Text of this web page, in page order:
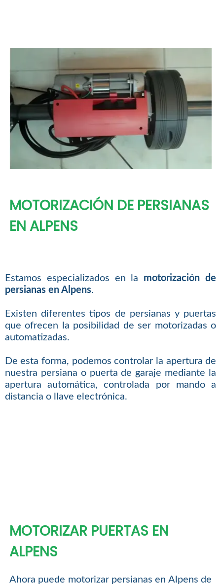
MOTORIZACIÓN DE PERSIANAS
EN ALPENS
Estamos especializados en la motorización de
persianas en Alpens.
Existen diferentes tipos de persianas y puertas
que ofrecen la posibilidad de ser motorizadas o
automatizadas.
De esta forma, podemos controlar la apertura de
nuestra persiana o puerta de garaje mediante la
apertura automática, controlada por mando a
distancia o llave electrónica.
MOTORIZAR PUERTAS EN
ALPENS
Ahora puede motorizar persianas en Alpens de